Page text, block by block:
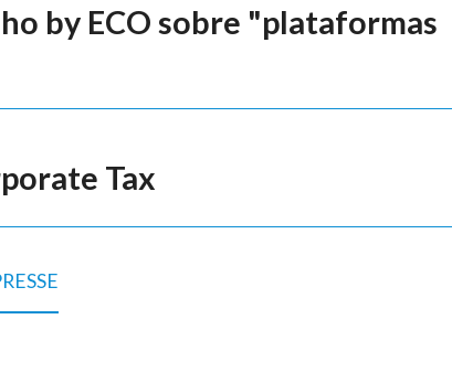
by ECO sobre "plataformas
Tax